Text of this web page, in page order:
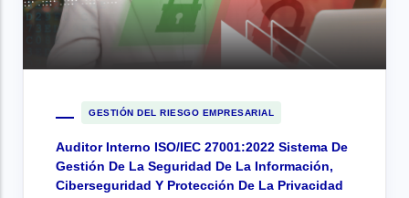
GESTIÓN DEL RIESGO EMPRESARIAL
Auditor Interno ISO/IEC 27001:2022 Sistema De
Gestión De La Seguridad De La Información,
Ciberseguridad Y Protección De La Privacidad